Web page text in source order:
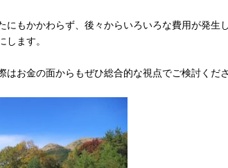
にもかかわらず、後々からいろいろな費用が発
します。
はお金の面からもぜひ総合的な視点でご検討くださ